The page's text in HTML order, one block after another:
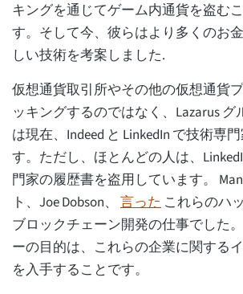
キングを通じてゲーム内通貨を盗む
す。そして今、彼らはより多くのお
しい技術を考案しました.
仮想通貨取引所やその他の仮想通貨
ッキングするのではなく、Lazarus
は現在、Indeed と LinkedIn で技術専
す。ただし、ほとんどの人は、
門家の履歴書を盗用しています。
ト、Joe Dobson、 言った これらのハ
ブロックチェーン開発の仕事でした
ーの目的は、これらの企業に関する
を入手することです。